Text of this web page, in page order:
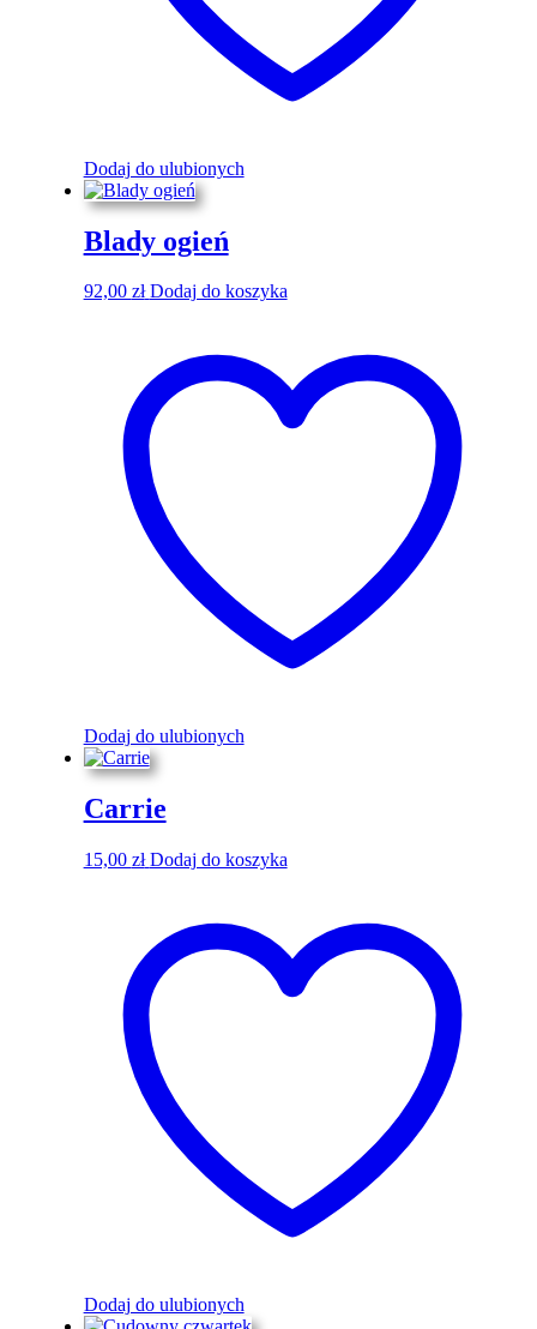
Dodaj do ulubionych
Blady ogień
92,00 zł Dodaj do koszyka
Dodaj do ulubionych
Carrie
15,00 zł Dodaj do koszyka
Dodaj do ulubionych